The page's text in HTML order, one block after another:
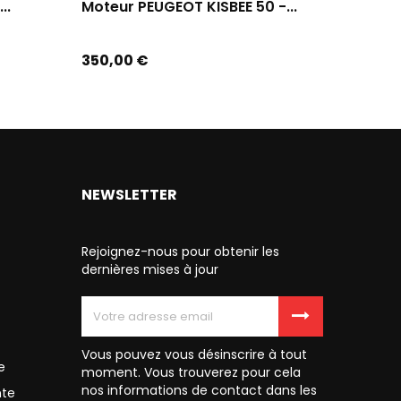
Moteur PEUGEOT KISBEE 50 -...
Prix
350,00 €
NEWSLETTER
Rejoignez-nous pour obtenir les
dernières mises à jour
Vous pouvez vous désinscrire à tout
moment. Vous trouverez pour cela
nos informations de contact dans les